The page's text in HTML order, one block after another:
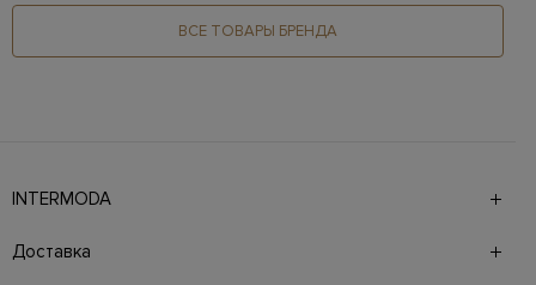
ВСЕ ТОВАРЫ БРЕНДА
INTERMODA
брендов на 4 этажах в самом центре города. На сайте
также презентованы новинки с последних показов и
Доставка